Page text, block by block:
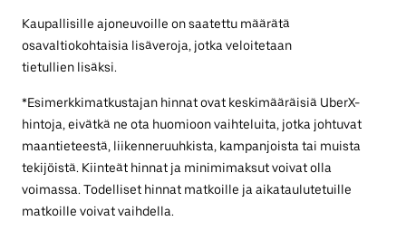
Kaupallisille ajoneuvoille on saatettu määrätä
osavaltiokohtaisia lisäveroja, jotka veloitetaan
tietullien lisäksi.
*Esimerkkimatkustajan hinnat ovat keskimääräisiä UberX-
hintoja, eivätkä ne ota huomioon vaihteluita, jotka johtuvat
maantieteestä, liikenneruuhkista, kampanjoista tai muista
tekijöistä. Kiinteät hinnat ja minimimaksut voivat olla
voimassa. Todelliset hinnat matkoille ja aikataulutetuille
matkoille voivat vaihdella.